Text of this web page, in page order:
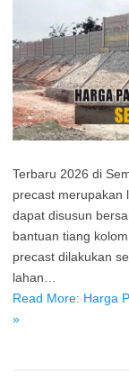
Terbaru 2026 di
precast merupakan
dapat disusun
bantuan tiang
precast dilakukan
lahan…
Read More: Harga
»